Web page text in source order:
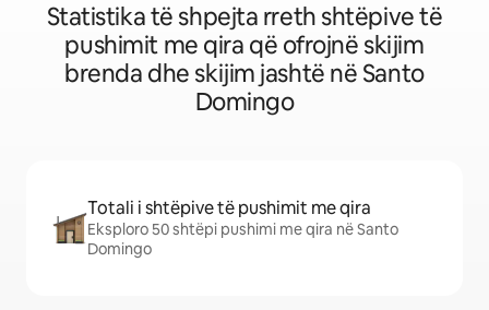
Statistika të shpejta rreth shtëpive të
pushimit me qira që ofrojnë skijim
brenda dhe skijim jashtë në Santo
Domingo
Totali i shtëpive të pushimit me qira
Eksploro 50 shtëpi pushimi me qira në Santo
Domingo